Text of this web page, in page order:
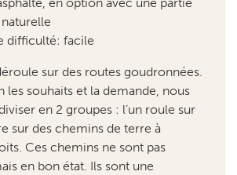
sur des routes goudronnées.
les souhaits et la demande, nous
en 2 groupes : l’un roule sur
sur des chemins de terre à
Ces chemins ne sont pas
en bon état. Ils sont une
à la conduite « off road ». Il
sa moto en toute sécurité, sans